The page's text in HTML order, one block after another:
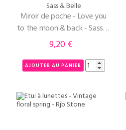
Sass & Belle
Miroir de poche - Love you
to the moon & back - Sass &
Belle
Prix
9,20 €
AJOUTER AU PANIER